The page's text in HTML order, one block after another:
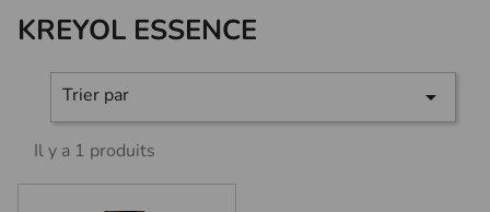
KREYOL ESSENCE
Trier par 
Il y a 1 produits